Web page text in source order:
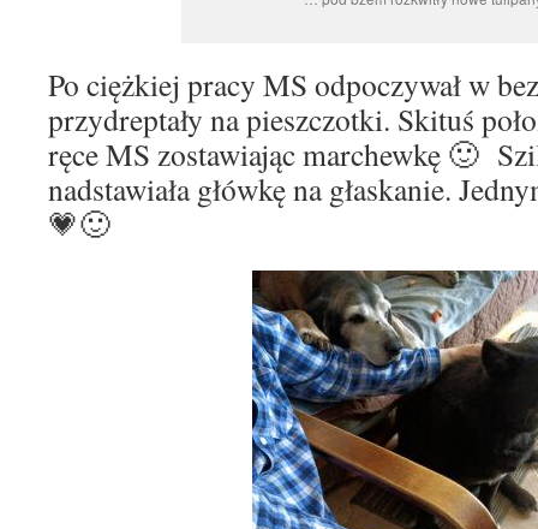
Po ciężkiej pracy MS odpoczywał w
przydreptały na pieszczotki. Skituś
ręce MS zostawiając marchewkę 🙂
nadstawiała główkę na głaskanie.
💗🙂